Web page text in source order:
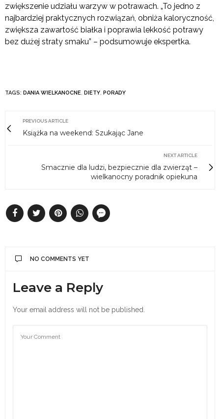
zwiększenie udziału warzyw w potrawach. „To jedno z
najbardziej praktycznych rozwiązań, obniża kaloryczność,
zwiększa zawartość białka i poprawia lekkość potrawy
bez dużej straty smaku” – podsumowuje ekspertka.
TAGS: DANIA WIELKANOCNE, DIETY, PORADY
PREVIOUS ARTICLE
Książka na weekend: Szukając Jane
NEXT ARTICLE
Smacznie dla ludzi, bezpiecznie dla zwierząt –
wielkanocny poradnik opiekuna
NO COMMENTS YET
Leave a Reply
Your email address will not be published.